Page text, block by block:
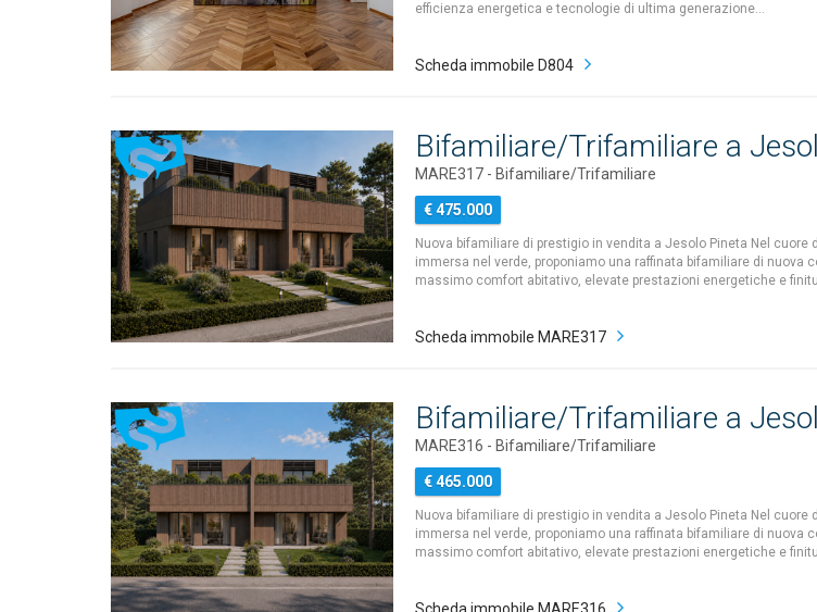
efficienza energetica e tecnologie di ultima generazione…
Scheda immobile D804
Bifamiliare/Trifamiliare a
MARE317 - Bifamiliare/Trifamiliare
€ 475.000
Nuova bifamiliare di prestigio in vendita a Jesolo Pineta Nel
immersa nel verde, proponiamo una raffinata bifamiliare di nuova
massimo comfort abitativo, elevate prestazioni energetiche e
Scheda immobile MARE317
Bifamiliare/Trifamiliare a
MARE316 - Bifamiliare/Trifamiliare
€ 465.000
Nuova bifamiliare di prestigio in vendita a Jesolo Pineta Nel
immersa nel verde, proponiamo una raffinata bifamiliare di nuova
massimo comfort abitativo, elevate prestazioni energetiche e